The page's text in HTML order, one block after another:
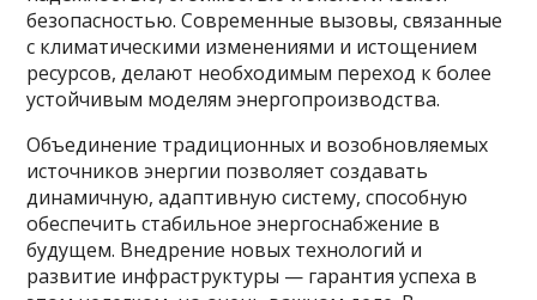
безопасностью. Современные вызовы, связанные
с климатическими изменениями и истощением
ресурсов, делают необходимым переход к более
устойчивым моделям энергопроизводства.
Объединение традиционных и возобновляемых
источников энергии позволяет создавать
динамичную, адаптивную систему, способную
обеспечить стабильное энергоснабжение в
будущем. Внедрение новых технологий и
развитие инфраструктуры — гарантия успеха в